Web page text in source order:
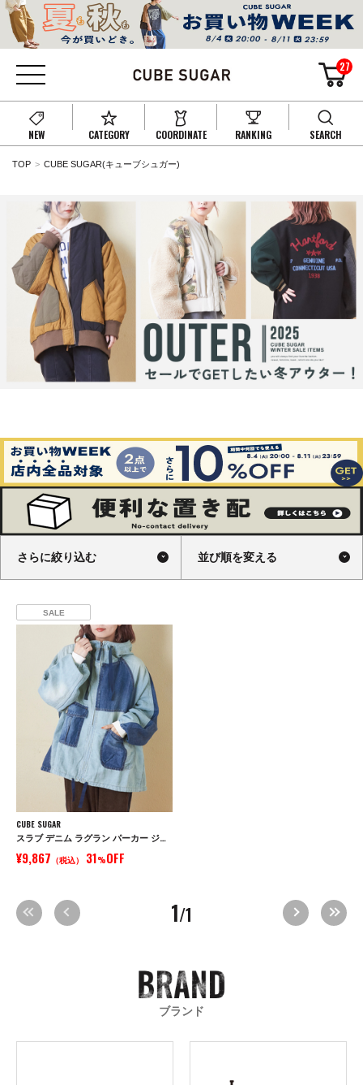
27
NEW CATEGORY COORDINATE RANKING SEARCH
TOP CUBE SUGAR(キューブシュガー)
さらに絞り込む 並び順を変える
SALE
CUBE SUGAR
スラブ デニム ラグラン パーカー ジャケット
¥9,867 （税込） 31%OFF
1/1
ブランド